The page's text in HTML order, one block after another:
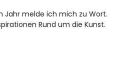
Jahr melde ich mich zu Wort.
Rund um die Kunst.